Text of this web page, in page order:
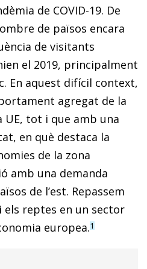
de COVID-19. De
de països encara
de visitants
el 2019, principalment
En aquest difícil context,
agregat de la
tot i que amb una
en què destaca la
de la zona
amb una demanda
de l’est. Repassem
els reptes en un sector
europea.1